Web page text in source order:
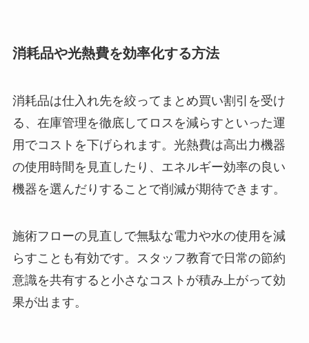
消耗品や光熱費を効率化する方法
消耗品は仕入れ先を絞ってまとめ買い割引を受け
る、在庫管理を徹底してロスを減らすといった運
用でコストを下げられます。光熱費は高出力機器
の使用時間を見直したり、エネルギー効率の良い
機器を選んだりすることで削減が期待できます。
施術フローの見直しで無駄な電力や水の使用を減
らすことも有効です。スタッフ教育で日常の節約
意識を共有すると小さなコストが積み上がって効
果が出ます。